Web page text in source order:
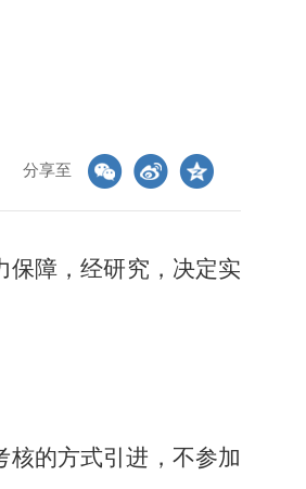
分享至
保障，经研究，决定实
核的方式引进，不参加